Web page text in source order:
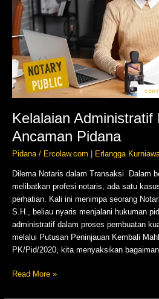
Kelalaian Administratif
Ancaman Pidana
Pidana/ Ercolaw.com | Erlangga
Dilema Notaris dalam Transaksi Dalam
melibatkan profesi notaris, ada satu
perhatian. Kali ini menimpa seorang
S.H., beliau nyaris menjalani hukuman
administratif dalam proses pembuatan
melalui Putusan Peninjauan Kembali
PK/Pid/2020, kita menyaksikan
dan
Ancaman
Pidana
Read More »